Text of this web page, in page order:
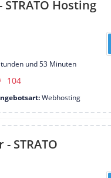
Hosting
und 53 Minuten
104
Webhosting
STRATO